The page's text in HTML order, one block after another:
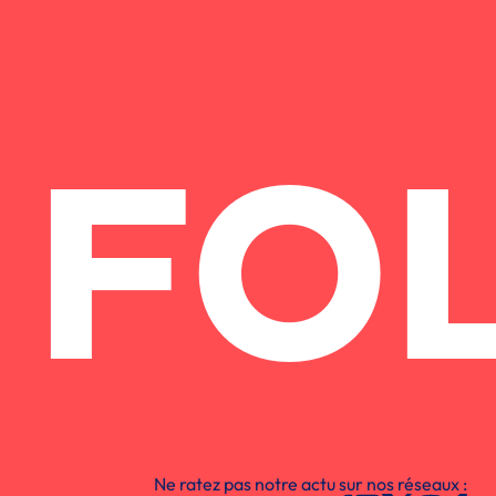
Ne ratez pas notre actu sur nos réseaux :